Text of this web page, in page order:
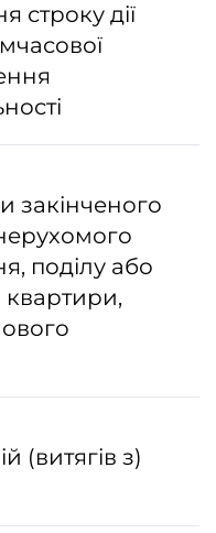
дії
закінченого
поділу або
квартири,
(витягів з)